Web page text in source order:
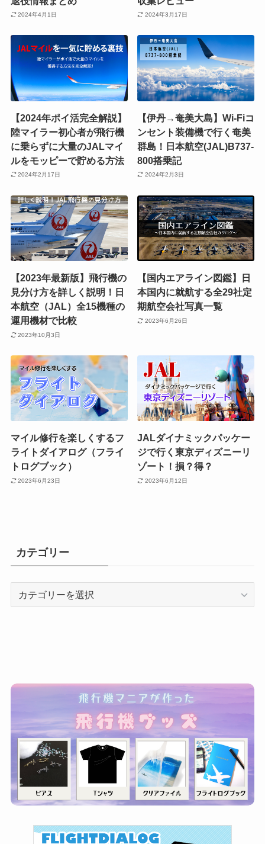
2024年4月1日 2024年3月17日
【2024年ポイ活完全解説】
陸マイラー初心者が飛行機
に乗らずに大量のJALマイ
ルをモッピーで貯める方法
2024年2月17日
【伊丹→奄美大島】Wi-Fiコ
ンセント装備機で行く奄美
群島！日本航空(JAL)B737-
800搭乗記
2024年2月3日
【2023年最新版】飛行機の
見分け方を詳しく説明！日
本航空（JAL）全15機種の
運用機材で比較
2023年10月3日
【国内エアライン図鑑】日
本国内に就航する全29社定
期航空会社写真一覧
2023年6月26日
マイル修行を楽しくするフ
ライトダイアログ（フライ
トログブック）
2023年6月23日
JALダイナミックパッケー
ジで行く東京ディズニーリ
ゾート！損？得？
2023年6月12日
カテゴリー